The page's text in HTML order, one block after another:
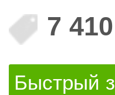
7 410
Быстрый